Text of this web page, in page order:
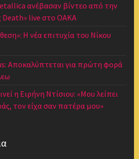
ανέβασαν βίντεο από την
Death» live στο ΟΑΚΑ
Η νέα επιτυχία του Νίκου
Αποκαλύπτεται για πρώτη φορά
η Ειρήνη Ντίσιου: «Μου λείπει
τον είχα σαν πατέρα μου»